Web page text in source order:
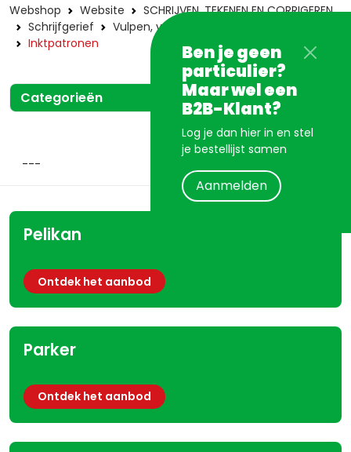
Ben je geen
particulier?
Maar wel een
B2B-Klant?
Log je dan hier in en stel
je bestellijst samen
Aanmelden
Webshop Website
SCHRIJVEN, TEKENEN EN CORRIGEREN
Schrijfgerief
Vulpen, vullingen en roller met vulpeninkt
Inktpatronen
Categorieën
Pelikan
Ontdek het aanbod
Parker
Ontdek het aanbod